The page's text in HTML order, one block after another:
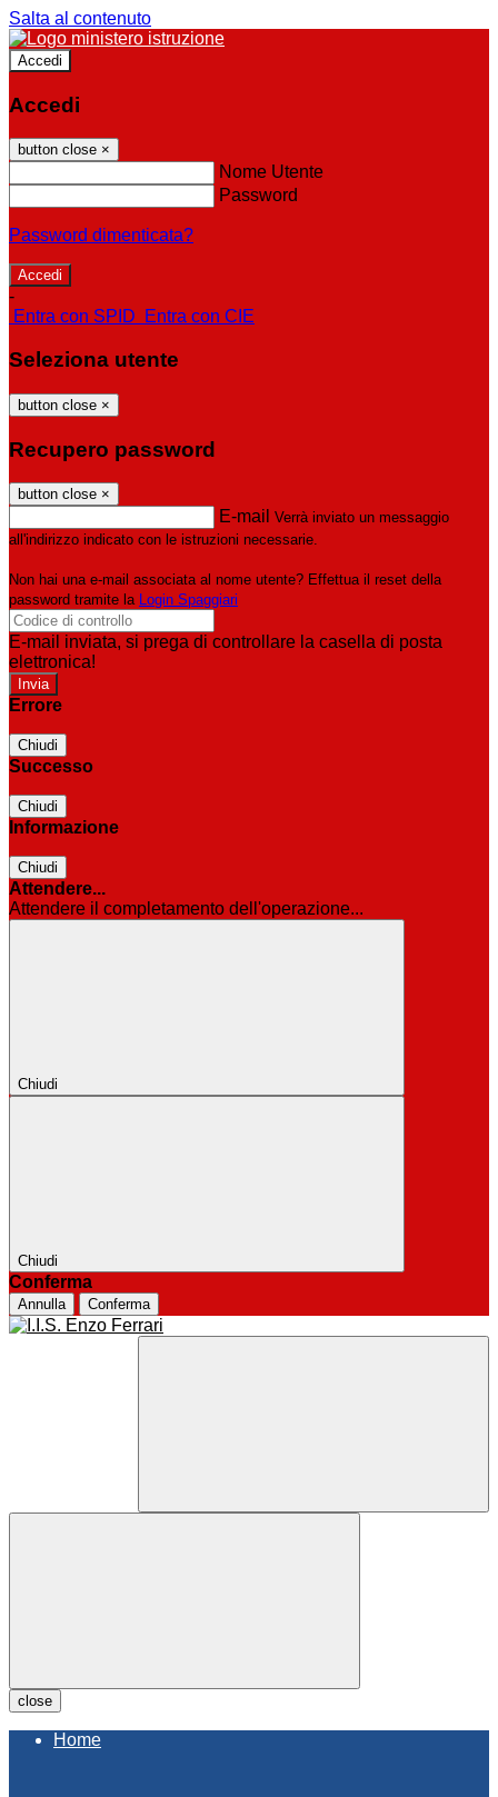
Salta al contenuto
Accedi
Accedi
button close ×
Nome Utente
Password
Password dimenticata?
-
Entra con SPID
Entra con CIE
Seleziona utente
button close ×
Recupero password
button close ×
E-mail Verrà inviato un messaggio
all'indirizzo indicato con le istruzioni necessarie.
Non hai una e-mail associata al nome utente? Effettua il reset della
password tramite la Login Spaggiari
E-mail inviata, si prega di controllare la casella di posta
elettronica!
Errore
Chiudi
Successo
Chiudi
Informazione
Chiudi
Attendere...
Attendere il completamento dell'operazione...
Chiudi
Chiudi
Conferma
Annulla Conferma
close
Home